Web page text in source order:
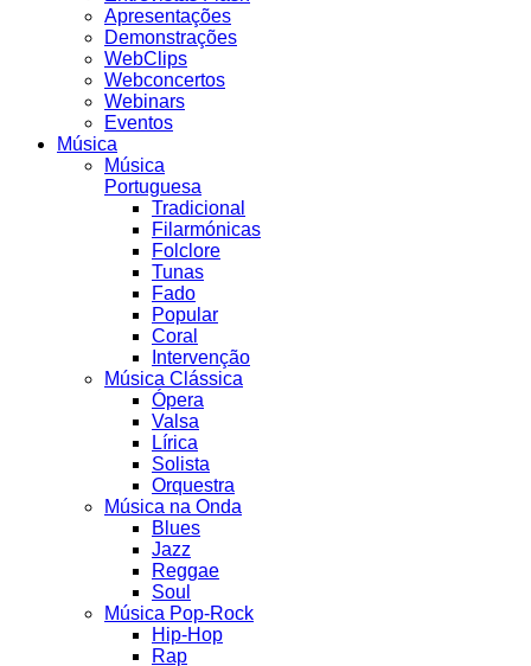
Apresentações
Demonstrações
WebClips
Webconcertos
Webinars
Eventos
Música
Música
Portuguesa
Tradicional
Filarmónicas
Folclore
Tunas
Fado
Popular
Coral
Intervenção
Música Clássica
Ópera
Valsa
Lírica
Solista
Orquestra
Música na Onda
Blues
Jazz
Reggae
Soul
Música Pop-Rock
Hip-Hop
Rap